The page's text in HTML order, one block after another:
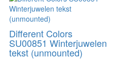
Different Colors
SU00851 Winterjuwelen
tekst (unmounted)